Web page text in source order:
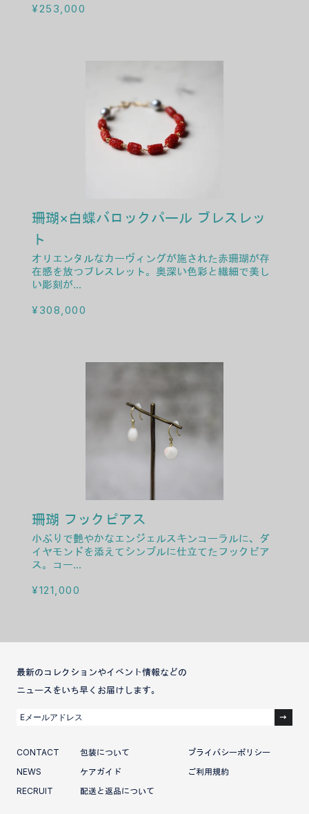
PHILOSOPHY
SEARCH
通常価格
¥253,000
珊瑚×白蝶バロックパール ブレスレッ
ト
オリエンタルなカーヴィングが施された赤珊瑚が存
在感を放つブレスレット。奥深い色彩と繊細で美し
い彫刻が...
通常価格
¥308,000
珊瑚 フックピアス
小ぶりで艶やかなエンジェルスキンコーラルに、ダ
イヤモンドを添えてシンプルに仕立てたフックピア
ス。コー...
通常価格
¥121,000
CONTACT
NEWS
RECRUIT
包装について
ケアガイド
配送と返品について
プライバシーポリシー
ご利用規約
最新のコレクションやイベント情報などの
ニュースをいち早くお届けします。
メ
リ
ン
グ